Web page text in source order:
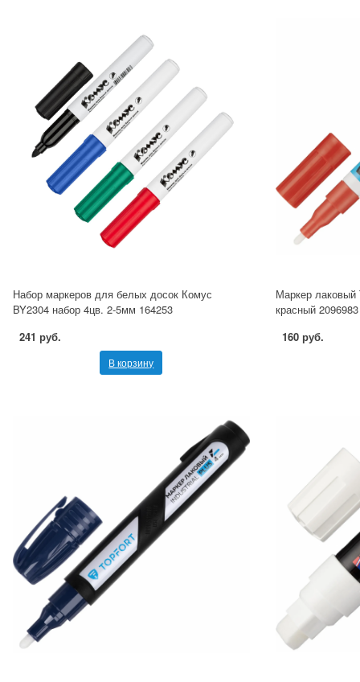
Набор маркеров для белых досок Комус
BY2304 набор 4цв. 2-5мм 164253
241 руб.
В корзину
Маркер
красный 2096983
160 руб.